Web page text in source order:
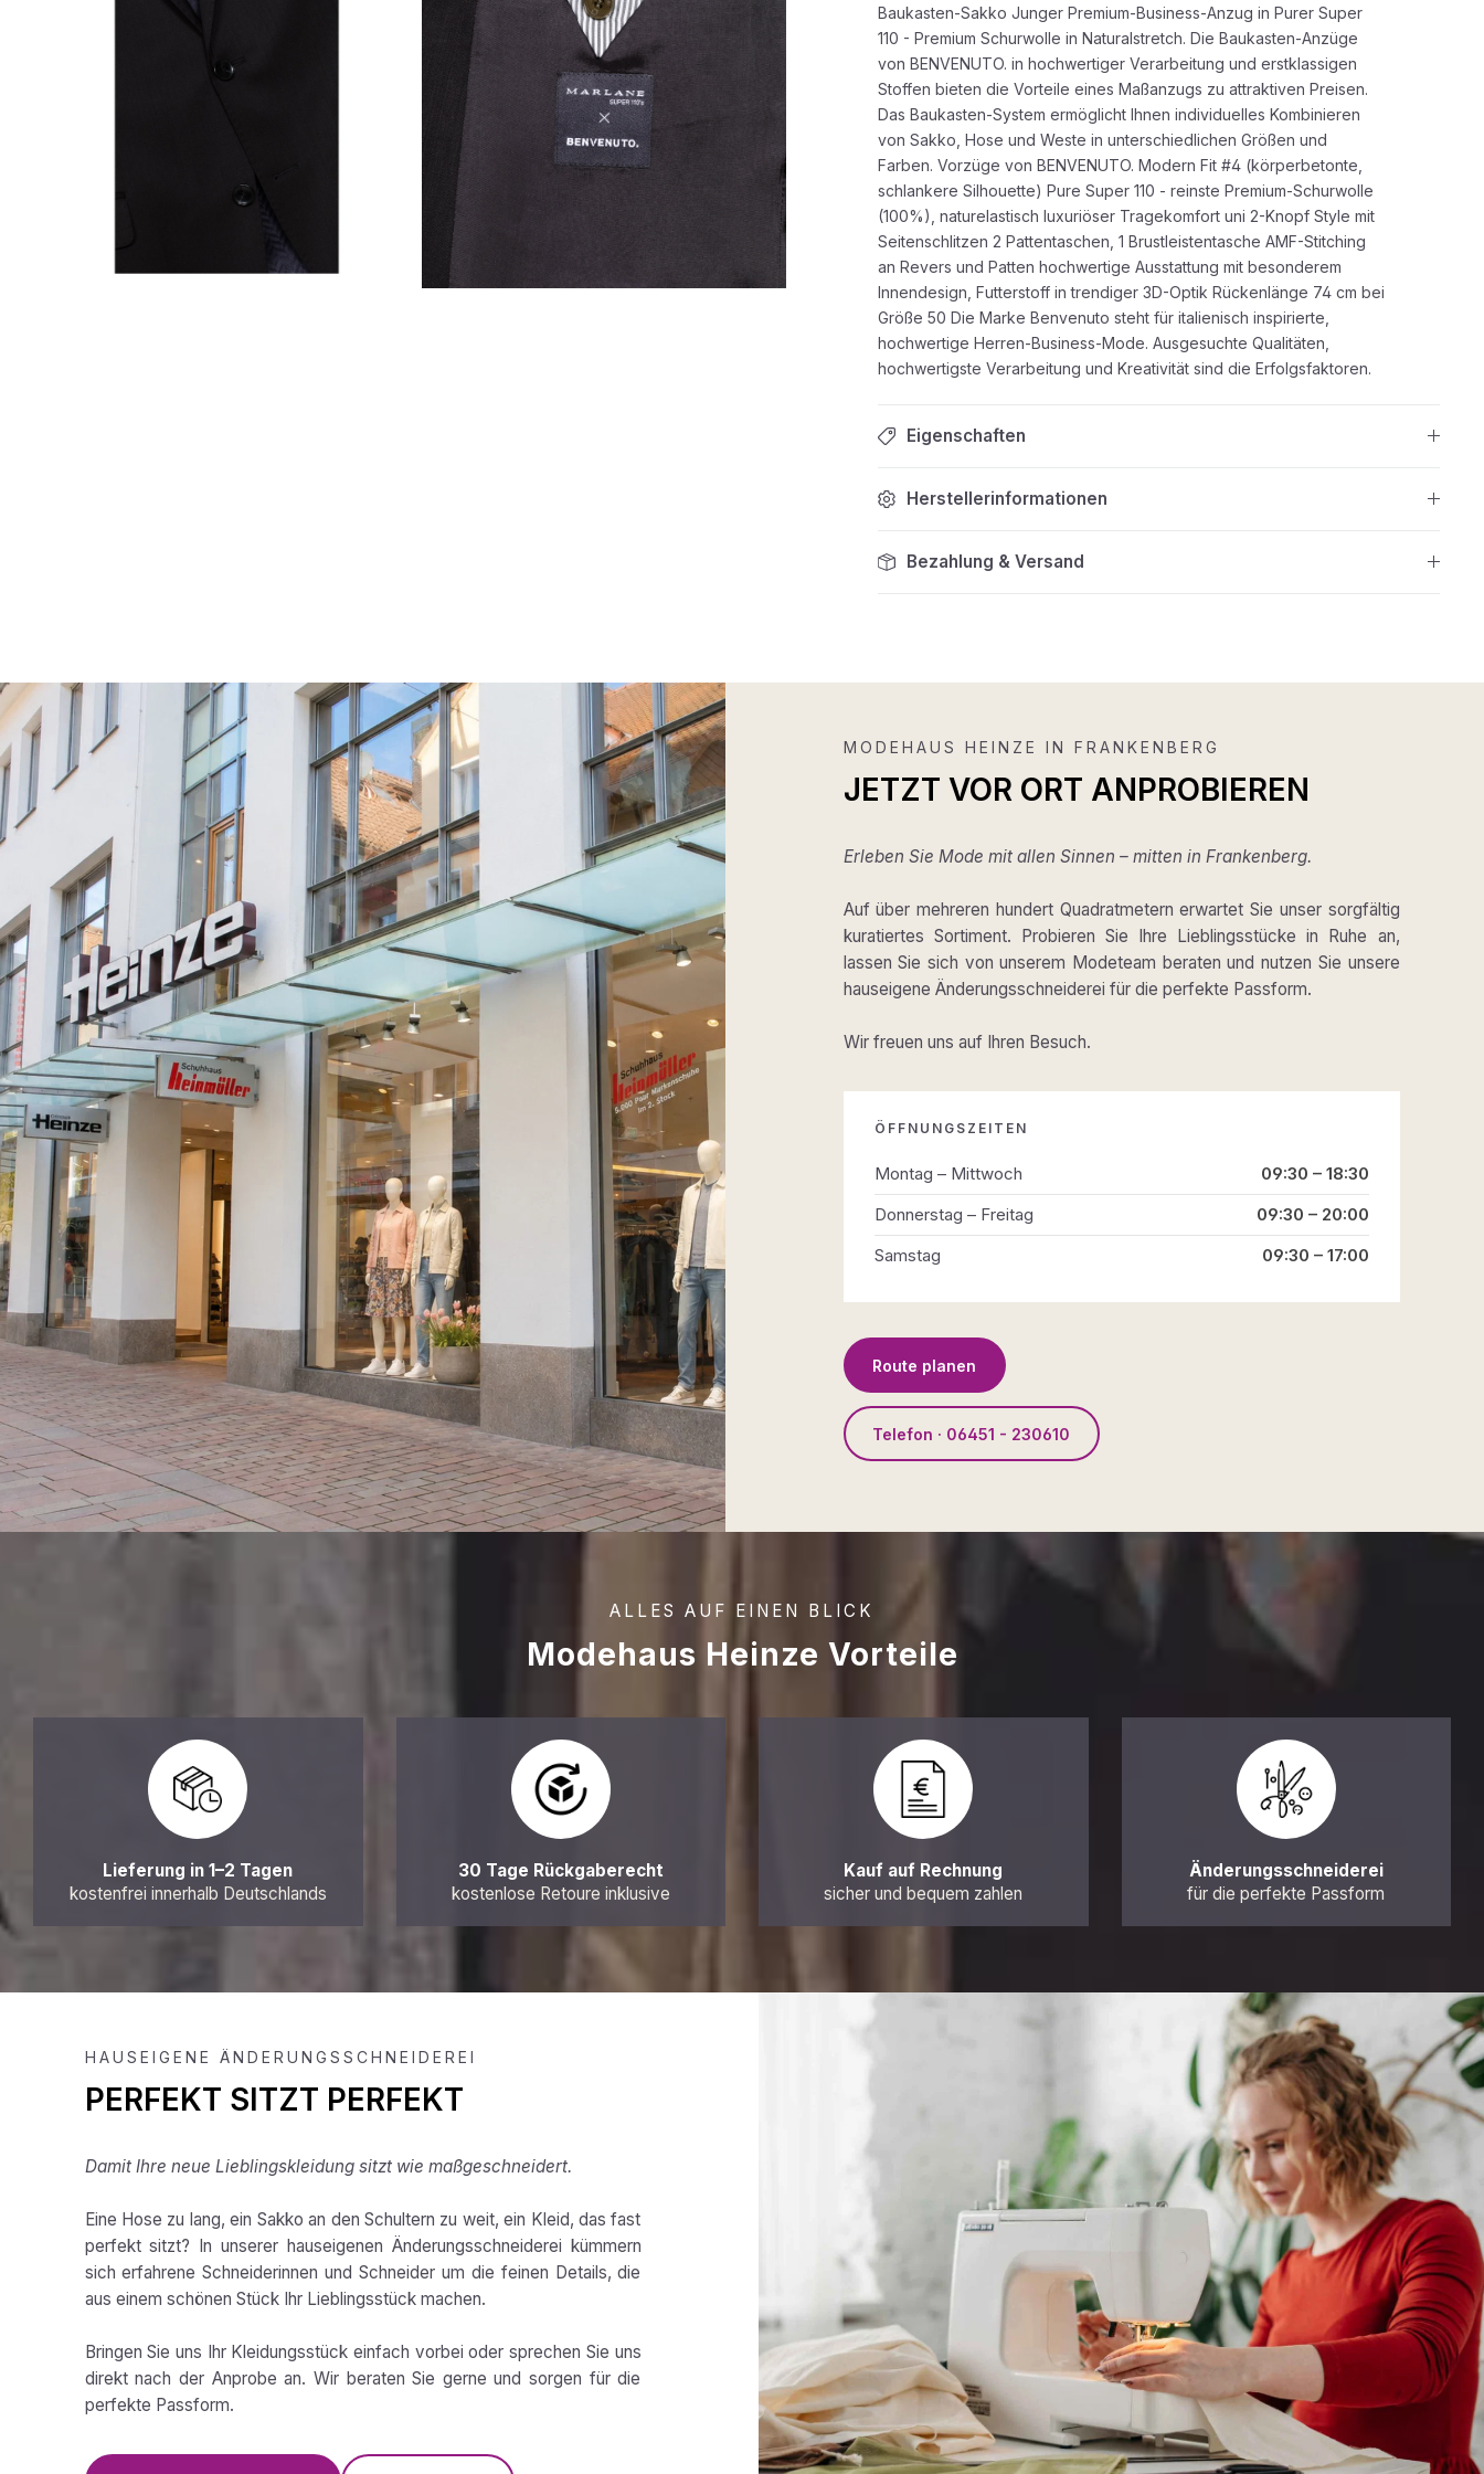
Baukasten-Sakko Junger Premium-Business-Anzug in Purer Super
110 - Premium Schurwolle in Naturalstretch. Die Baukasten-Anzüge
von BENVENUTO. in hochwertiger Verarbeitung und erstklassigen
Stoffen bieten die Vorteile eines Maßanzugs zu attraktiven Preisen.
Das Baukasten-System ermöglicht Ihnen individuelles Kombinieren
von Sakko, Hose und Weste in unterschiedlichen Größen und
Farben. Vorzüge von BENVENUTO. Modern Fit #4 (körperbetonte,
schlankere Silhouette) Pure Super 110 - reinste Premium-Schurwolle
(100%), naturelastisch luxuriöser Tragekomfort uni 2-Knopf Style mit
Seitenschlitzen 2 Pattentaschen, 1 Brustleistentasche AMF-Stitching
an Revers und Patten hochwertige Ausstattung mit besonderem
Innendesign, Futterstoff in trendiger 3D-Optik Rückenlänge 74 cm bei
Größe 50 Die Marke Benvenuto steht für italienisch inspirierte,
hochwertige Herren-Business-Mode. Ausgesuchte Qualitäten,
hochwertigste Verarbeitung und Kreativität sind die Erfolgsfaktoren.
Eigenschaften
Herstellerinformationen
Bezahlung & Versand
MODEHAUS HEINZE IN FRANKENBERG
JETZT VOR ORT ANPROBIEREN
Erleben Sie Mode mit allen Sinnen – mitten in Frankenberg.
Auf über mehreren hundert Quadratmetern erwartet Sie unser sorgfältig
kuratiertes Sortiment. Probieren Sie Ihre Lieblingsstücke in Ruhe an,
lassen Sie sich von unserem Modeteam beraten und nutzen Sie unsere
hauseigene Änderungsschneiderei für die perfekte Passform.
Wir freuen uns auf Ihren Besuch.
ÖFFNUNGSZEITEN
Montag – Mittwoch
09:30 – 18:30
Donnerstag – Freitag
09:30 – 20:00
Samstag
09:30 – 17:00
Route planen
Telefon · 06451 - 230610
ALLES AUF EINEN BLICK
Modehaus Heinze Vorteile
Lieferung in 1–2 Tagen
kostenfrei innerhalb Deutschlands
30 Tage Rückgaberecht
kostenlose Retoure inklusive
Kauf auf Rechnung
sicher und bequem zahlen
Änderungsschneiderei
für die perfekte Passform
HAUSEIGENE ÄNDERUNGSSCHNEIDEREI
PERFEKT SITZT PERFEKT
Damit Ihre neue Lieblingskleidung sitzt wie maßgeschneidert.
Eine Hose zu lang, ein Sakko an den Schultern zu weit, ein Kleid, das fast
perfekt sitzt? In unserer hauseigenen Änderungsschneiderei kümmern
sich erfahrene Schneiderinnen und Schneider um die feinen Details, die
aus einem schönen Stück Ihr Lieblingsstück machen.
Bringen Sie uns Ihr Kleidungsstück einfach vorbei oder sprechen Sie uns
direkt nach der Anprobe an. Wir beraten Sie gerne und sorgen für die
perfekte Passform.